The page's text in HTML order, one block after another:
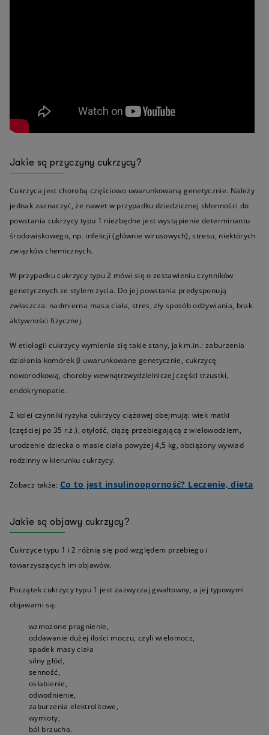
Jakie są przyczyny cukrzycy?
Cukrzyca jest chorobą częściowo uwarunkowaną genetycznie. Należy
jednak zaznaczyć, że nawet w przypadku dziedzicznej skłonności do
powstania cukrzycy typu 1 niezbędne jest wystąpienie determinantu
środowiskowego, np. infekcji (głównie wirusowych), stresu, niektórych
związków chemicznych.
W przypadku cukrzycy typu 2 mówi się o zestawieniu czynników
genetycznych ze stylem życia. Do jej powstania predysponują
zwłaszcza: nadmierna masa ciała, stres, zły sposób odżywiania, brak
aktywności fizycznej.
W etiologii cukrzycy wymienia się takie stany, jak m.in.: zaburzenia
działania komórek β uwarunkowane genetycznie, cukrzycę
noworodkową, choroby wewnątrzwydzielniczej części trzustki,
endokrynopatie.
Z kolei czynniki ryzyka cukrzycy ciążowej obejmują: wiek matki
(częściej po 35 r.ż.), otyłość, ciążę przebiegającą z wielowodziem,
urodzenie dziecka o masie ciała powyżej 4,5 kg, obciążony wywiad
rodzinny w kierunku cukrzycy.
Zobacz także: Co to jest insulinooporność? Leczenie, dieta
Jakie są objawy cukrzycy?
Cukrzyce typu 1 i 2 różnią się pod względem przebiegu i
towarzyszących im objawów.
Początek cukrzycy typu 1 jest zazwyczaj gwałtowny, a jej typowymi
objawami są:
wzmożone pragnienie,
oddawanie dużej ilości moczu, czyli wielomocz,
spadek masy ciała
silny głód,
senność,
osłabienie,
odwodnienie,
zaburzenia elektrolitowe,
wymioty,
ból brzucha.